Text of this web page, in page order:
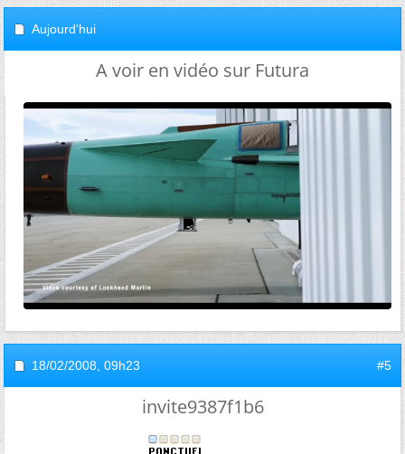
Aujourd'hui
A voir en vidéo sur Futura
18/02/2008, 09h23 #5
invite9387f1b6